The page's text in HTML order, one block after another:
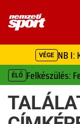
VÉGE NB I:
ÉLŐ Felkészülés: